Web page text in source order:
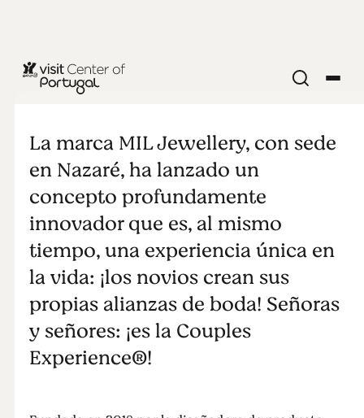
Couples
Experience®
La marca MIL Jewellery, con sede
en Nazaré, ha lanzado un
concepto profundamente
innovador que es, al mismo
tiempo, una experiencia única en
la vida: ¡los novios crean sus
propias alianzas de boda! Señoras
y señores: ¡es la Couples
Experience®!